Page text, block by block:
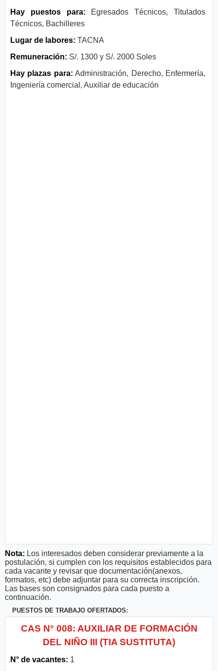
Hay puestos para: Egresados Técnicos, Titulados
Técnicos, Bachilleres
Lugar de labores: TACNA
Remuneración: S/. 1300 y S/. 2000 Soles
Hay plazas para: Administración, Derecho, Enfermería,
Ingeniería comercial, Auxiliar de educación
Nota: Los interesados deben considerar previamente a la
postulación, si cumplen con los requisitos establecidos para
cada vacante y revisar que documentación(anexos,
formatos, etc) debe adjuntar para su correcta inscripción.
Las bases son consignados para cada puesto a
continuación.
PUESTOS DE TRABAJO OFERTADOS:
CAS N° 008: AUXILIAR DE FORMACIÓN
DEL NIÑO III (TIA SUSTITUTA)
N° de vacantes: 1